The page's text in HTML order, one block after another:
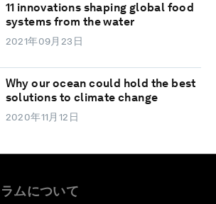
11 innovations shaping global food
systems from the water
2021年09月23日
Why our ocean could hold the best
solutions to climate change
2020年11月12日
ムについて